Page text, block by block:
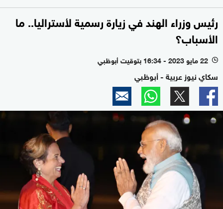
رئيس وزراء الهند في زيارة رسمية لأستراليا.. ما
الأسباب؟
l 22 مايو 2023 - 16:34 بتوقيت أبوظبي
سكاي نيوز عربية - أبوظبي